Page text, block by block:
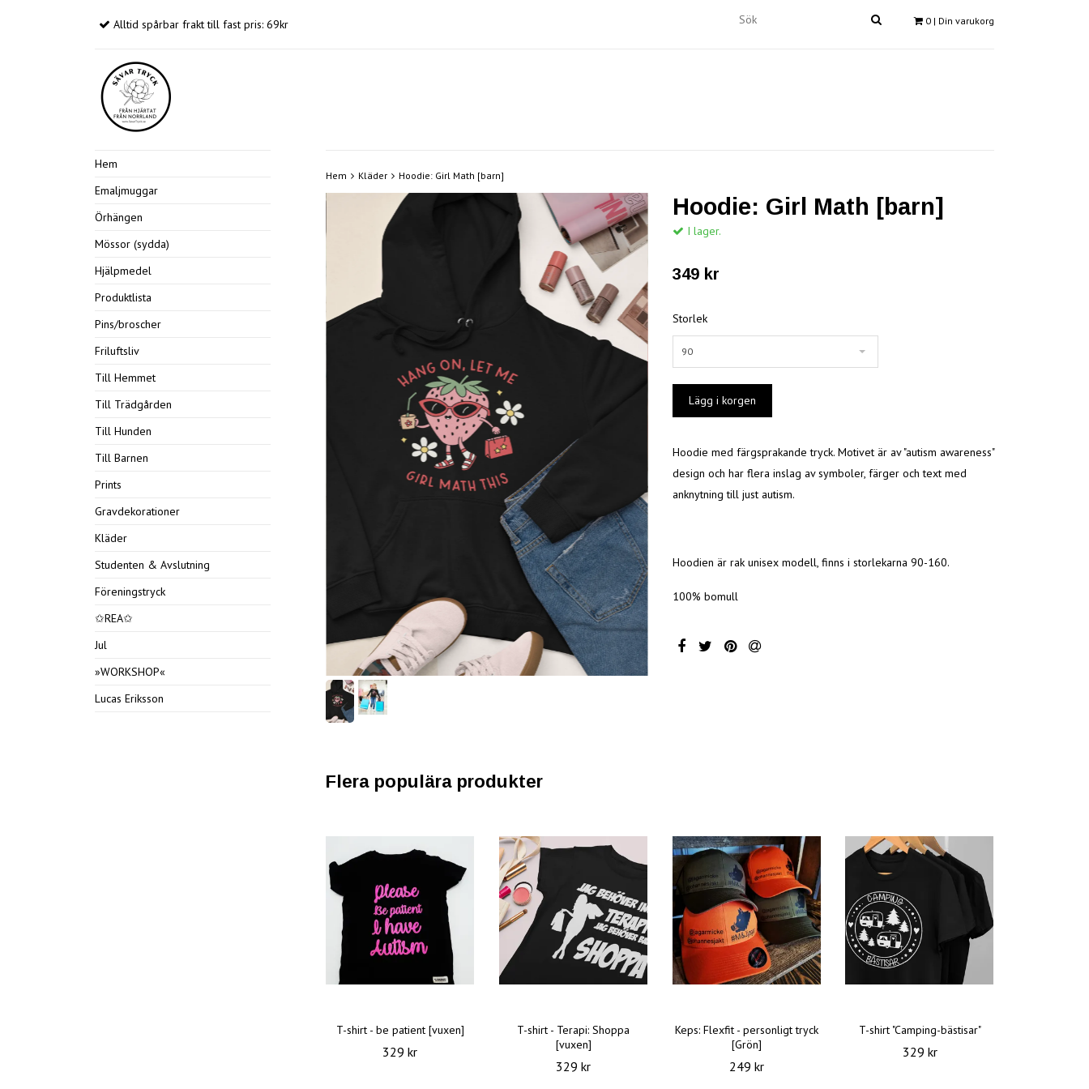
Alltid spårbar frakt till fast pris: 69kr 0 | Din varukorg
Hem
Emaljmuggar
Örhängen
Mössor (sydda)
Hjälpmedel
Produktlista
Pins/broscher
Friluftsliv
Till Hemmet
Till Trädgården
Till Hunden
Till Barnen
Prints
Gravdekorationer
Kläder
Studenten & Avslutning
Föreningstryck
✩REA✩
Jul
»WORKSHOP«
Lucas Eriksson
Hem Kläder Hoodie: Girl Math [barn]
Hoodie: Girl Math [barn]
I lager.
349 kr
Storlek
90
Hoodie med färgsprakande tryck. Motivet är av "autism awareness"
design och har flera inslag av symboler, färger och text med
anknytning till just autism.
Hoodien är rak unisex modell, finns i storlekarna 90-160.
100% bomull
Flera populära produkter
T-shirt - be patient [vuxen]
329 kr
T-shirt - Terapi: Shoppa
[vuxen]
329 kr
Keps: Flexfit - personligt tryck
[Grön]
249 kr
T-shirt "Camping-bästisar"
329 kr